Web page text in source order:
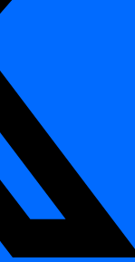
des
01-31 --table-name
et prédictions à
systèmes d'alerte
pour interroger
table spécifique
fournit des
indiquant